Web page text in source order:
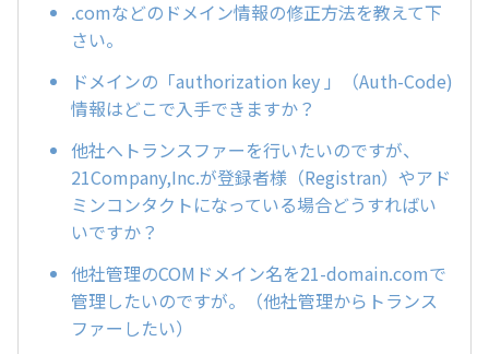
.comなどのドメイン情報の修正方法を教えて下
さい。
ドメインの「authorization key 」（Auth-Code)
情報はどこで入手できますか？
他社へトランスファーを行いたいのですが、
21Company,Inc.が登録者様（Registran）やアド
ミンコンタクトになっている場合どうすればい
いですか？
他社管理のCOMドメイン名を21-domain.comで
管理したいのですが。（他社管理からトランス
ファーしたい）